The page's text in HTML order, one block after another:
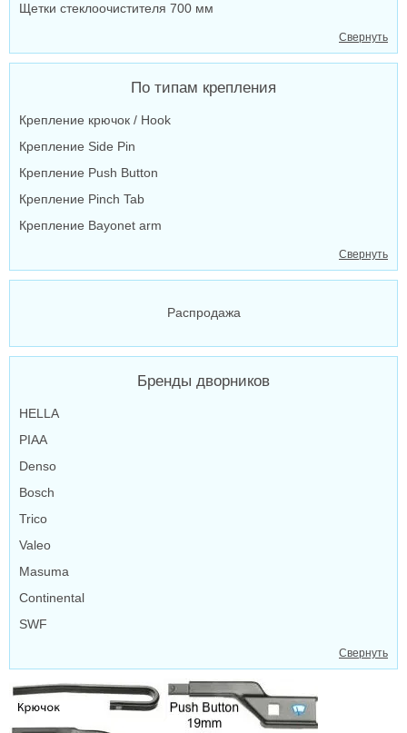
Щетки стеклоочистителя 700 мм
Свернуть
По типам крепления
Крепление крючок / Hook
Крепление Side Pin
Крепление Push Button
Крепление Pinch Tab
Крепление Bayonet arm
Свернуть
Распродажа
Бренды дворников
HELLA
PIAA
Denso
Bosch
Trico
Valeo
Masuma
Continental
SWF
Свернуть